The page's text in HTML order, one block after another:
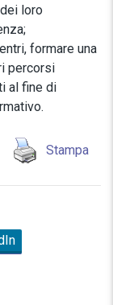
loro
formare una
percorsi
al fine di
Stampa